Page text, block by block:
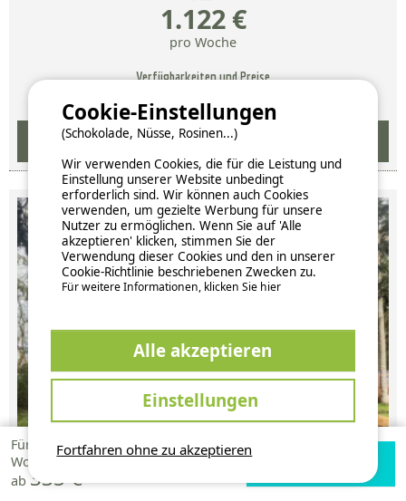
Für 1
Woche
ab 335 €
Verfügbarkeiten
1.122 €
pro Woche
Verfügbarkeiten und Preise
Mobilheim - 3 Schlafzimmer - 2 Duschräume - Version Taos
Fortfahren ohne zu akzeptieren
Cookie-Einstellungen
(Schokolade, Nüsse, Rosinen...)
Wir verwenden Cookies, die für die Leistung und
Einstellung unserer Website unbedingt
erforderlich sind. Wir können auch Cookies
verwenden, um gezielte Werbung für unsere
Nutzer zu ermöglichen. Wenn Sie auf 'Alle
akzeptieren' klicken, stimmen Sie der
Verwendung dieser Cookies und den in unserer
Cookie-Richtlinie beschriebenen Zwecken zu.
Für weitere Informationen, klicken Sie hier
Alle akzeptieren
Einstellungen